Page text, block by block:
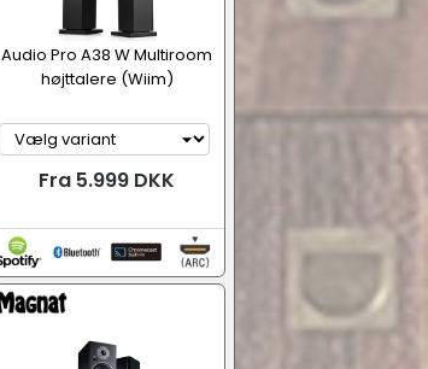
Audio Pro A38 W Multiroom
højttalere (Wiim)
Fra 5.999 DKK